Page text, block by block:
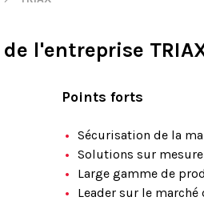
l'entreprise
Points forts
Sécurisation de la
Solutions sur
Large gamme de
Leader sur le